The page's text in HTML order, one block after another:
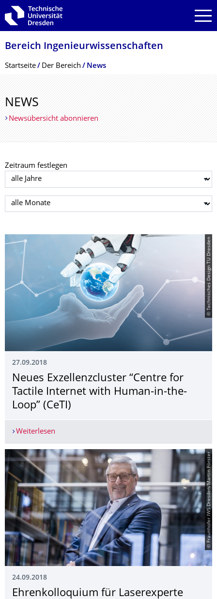
Zur Hauptnavigation springen
Zur Suche springen
Zum Inhalt springen
Bereich Ingenieur­wissen­schaften
Breadcrumb-Menü
Startseite Der Bereich News
NEWS
Newsübersicht abonnieren
Zeitraum festlegen
Jahr auswählen
Monat auswählen
© Technisches Design TU Dresden
27.09.2018
Neues Exzellenzcluster “Centre for
Tactile Internet with Human-in-the-
Loop” (CeTI)
Weiterlesen
© Fraunhofer IWS Dresden/Martin Förster
24.09.2018
Ehrenkolloquium für Laserexperte